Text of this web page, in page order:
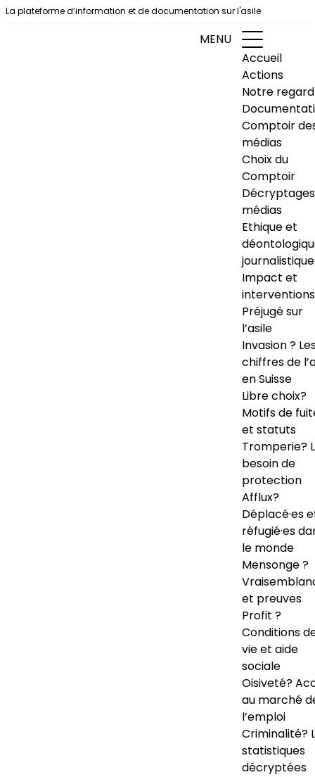
Aller au contenu
La plateforme d’information et de documentation sur l'asile
MENU
Accueil
Actions
Notre regard
Comptoir
médias
Choix du
Comptoir
Décryptages
médias
Ethique et
journalistique
Impact et
interventions
Préjugé sur
l’asile
Invasion ?
chiffres de
en Suisse
Libre choix?
Motifs de
et statuts
Tromperie?
besoin de
protection
Afflux?
Déplacé·es
réfugié·es
le monde
Mensonge ?
et preuves
Profit ?
Conditions
vie et aide
sociale
Oisiveté?
au marché
l’emploi
Criminalité?
statistiques
décryptées